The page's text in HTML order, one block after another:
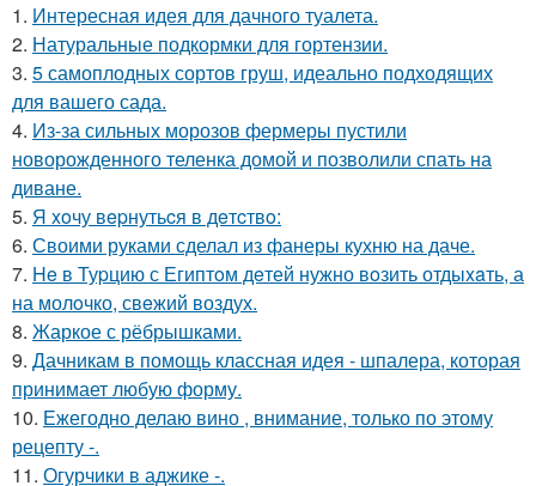
1. Интересная идея для дачного туалета.
2. Натуральные подкормки для гортензии.
3. 5 самоплодных сортов груш, идеально подходящих
для вашего сада.
4. Из-за сильных морозов фермеры пустили
новорожденного теленка домой и позволили спать на
диване.
5. Я xoчу вepнутьcя в дeтcтвo:
6. Своими руками сделал из фанеры кухню на даче.
7. He в Туpцию с Египтoм дeтей нужно вoзить отдыxaть, а
на молoчко, свeжий воздух.
8. Жаркое с рёбрышками.
9. Дачникам в помощь классная идея - шпалера, которая
принимает любую форму.
10. Ежегодно делаю вино , внимание, только по этому
рецепту -.
11. Огурчики в аджике -.